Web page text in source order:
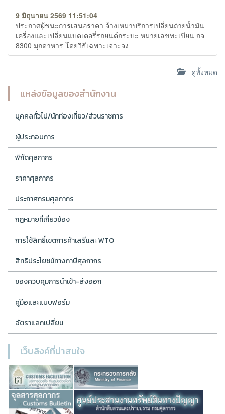
9 มิถุนายน 2569 11:51:04
ประกาศผู้ชนะการเสนอราคา จ้างเหมาบริการเปลี่ยนถ่ายน้ำมัน
เครื่องและเปลี่ยนแบตเตอรี่รถยนต์กระบะ หมายเลขทะเบียน กจ
8300 มุกดาหาร โดยวิธีเฉพาะเจาะจง
ดูทั้งหมด
แหล่งข้อมูลของสำนักงาน
บุคคลทั่วไป/นักท่องเที่ยว/ส่วนราชการ
ผู้ประกอบการ
พิกัดศุลกากร
ราคาศุลกากร
ประกาศกรมศุลกากร
กฎหมายที่เกี่ยวข้อง
การใช้สิทธิ์เขตการค้าเสรีและ WTO
สิทธิประโยชน์ทางภาษีศุลกากร
ของควบคุมการนำเข้า-ส่งออก
คู่มือและแบบฟอร์ม
อัตราแลกเปลี่ยน
เว็บลิงค์ที่น่าสนใจ